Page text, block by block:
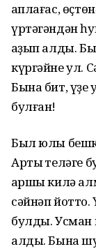
ҡаплағас,
үртәгәндән
ҡаҙып алды.
күргәйне ул.
Бына бит, үҙе
булған!
Был юлы
Артыҡ теләге
ҡаршы килә
сәйнәп
булды. Усман
алды. Бына